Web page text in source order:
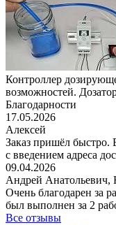
Контроллер
возможностей.
Благодарности
17.05.2026
Алексей
Заказ пришёл быстро.
с введением адреса
09.04.2026
Андрей Анатольевич,
Очень благодарен за
был выполнен за 2
Все отзывы